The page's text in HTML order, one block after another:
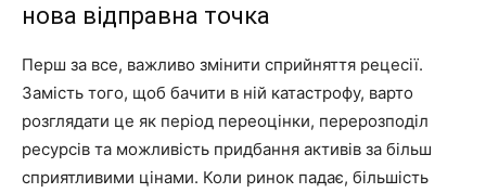
нова відправна точка
Перш за все, важливо змінити сприйняття рецесії.
Замість того, щоб бачити в ній катастрофу, варто
розглядати це як період переоцінки, перерозподіл
ресурсів та можливість придбання активів за більш
сприятливими цінами. Коли ринок падає, більшість